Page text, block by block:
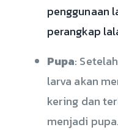
penggunaan
perangkap
Pupa:
larva akan
kering dan
menjadi